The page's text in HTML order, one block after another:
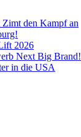
Zimt den Kampf an
2026
Next Big Brand!
in die USA